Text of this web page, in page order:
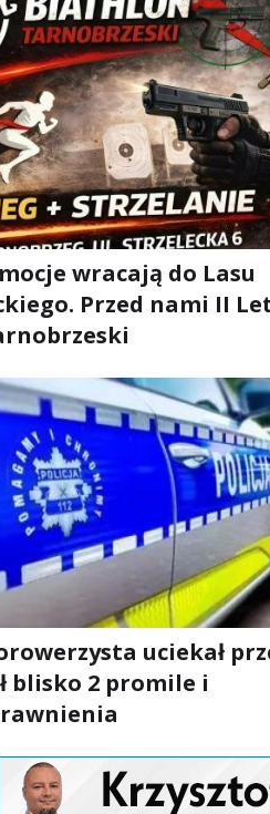
wracają do Lasu
Przed nami II
uciekał
blisko 2 promile i